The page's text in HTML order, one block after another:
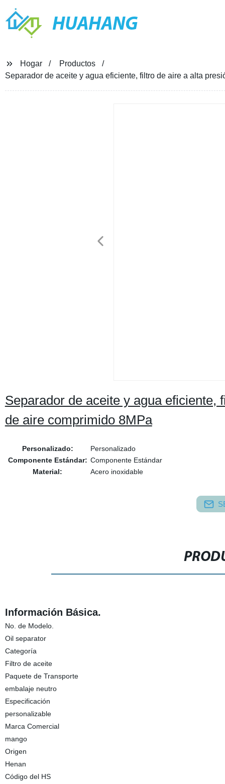
HUAHANG
Hogar
Productos
Separador de aceite y agua eficiente, filtro de aire a alta
Separador de aceite y agua
de aire comprimido 8MPa
Personalizado:
Personalizado
Componente Estándar: Componente Estándar
Material:
Acero inoxidable
Información Básica.
No. de Modelo.
Oil separator
Categoría
Filtro de aceite
Paquete de Transporte
embalaje neutro
Especificación
personalizable
Marca Comercial
mango
Origen
Henan
Código del HS